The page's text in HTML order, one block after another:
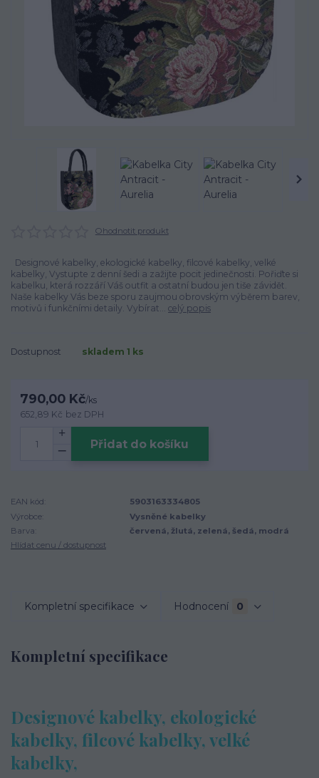
Ohodnotit produkt
Designové kabelky, ekologické kabelky, filcové kabelky, velké
kabelky, Vystupte z denní šedi a zažijte pocit jedinečnosti. Pořiďte si
kabelku, která rozzáří Váš outfit a ostatní budou jen tiše závidět.
Naše kabelky Vás beze sporu zaujmou obrovským výběrem barev,
motivů i funkčními detaily. Vybírat... celý popis
Dostupnost skladem 1 ks
790,00 Kč/ks
652,89 Kč bez DPH
Přidat do košíku
EAN kód:
5903163334805
Výrobce:
Vysněné kabelky
Barva:
červená, žlutá, zelená, šedá, modrá
Hlídat cenu / dostupnost
Kompletní specifikace Hodnocení 0
Kompletní specifikace
Designové kabelky, ekologické
kabelky, filcové kabelky, velké
kabelky,